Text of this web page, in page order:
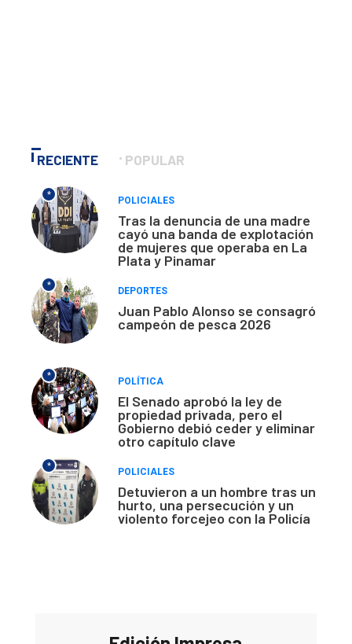
RECIENTE POPULAR
*
POLICIALES
Tras la denuncia de una madre
cayó una banda de explotación
de mujeres que operaba en La
Plata y Pinamar
*
DEPORTES
Juan Pablo Alonso se consagró
campeón de pesca 2026
*
POLÍTICA
El Senado aprobó la ley de
propiedad privada, pero el
Gobierno debió ceder y eliminar
otro capítulo clave
*
POLICIALES
Detuvieron a un hombre tras un
hurto, una persecución y un
violento forcejeo con la Policía